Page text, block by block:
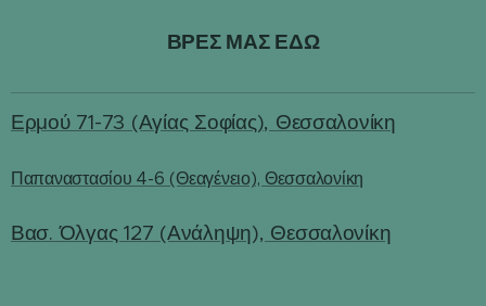
ΒΡΕΣ ΜΑΣ ΕΔΩ
Ερμού 71-73 (Αγίας Σοφίας), Θεσσαλονίκη
Παπαναστασίου 4-6 (Θεαγένειο), Θεσσαλονίκη
Βασ. Όλγας 127 (Ανάληψη), Θεσσαλονίκη